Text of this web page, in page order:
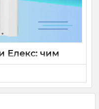
Елекс: чим
Герц і